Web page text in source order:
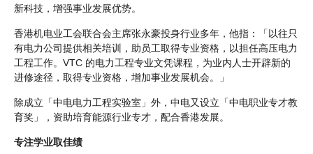
新科技，增强事业发展优势。
香港机电业工会联合会主席张永豪投身行业多年，他指：「以往只
有电力公司提供相关培训，助员工取得专业资格，以担任高压电力
工程工作。VTC 的电力工程专业文凭课程，为业内人士开辟新的
进修途径，取得专业资格，增加事业发展机会。」
除成立「中电电力工程实验室」外，中电又设立「中电职业专才教
育奖」，资助培育能源行业专才，配合香港发展。
专注学业取佳绩